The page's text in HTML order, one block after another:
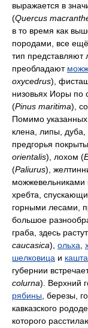
выражается в
(Quercus
в то время как
породами, все
тип представляют
преобладают
oxycedrus),
низовьях Иоры по
(Pinus maritima),
Помимо
клена, липы, дуба,
предгорья
orientalis), лохом (
(Paliurus),
можжевельниками
хребта,
горными лесами,
большое
граба, здесь растут
caucasica), ольха,
шелковица и
губернии
colurna). Верхний
рябины, березы,
кавказского
которого